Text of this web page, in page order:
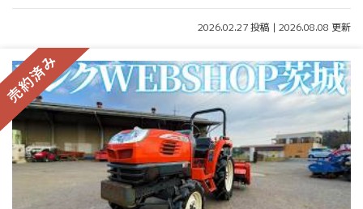
2026.02.27 投稿 | 2026.08.08 更新